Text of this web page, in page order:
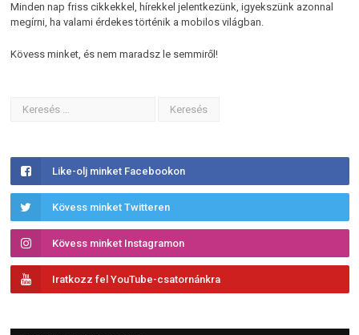
Minden nap friss cikkekkel, hírekkel jelentkezünk, igyekszünk azonnal
megírni, ha valami érdekes történik a mobilos világban.
Kövess minket, és nem maradsz le semmiről!
Like-olj minket Facebookon
Kövess minket Twitteren
Kövess minket Instagramon
Iratkozz fel YouTube-csatornánkra